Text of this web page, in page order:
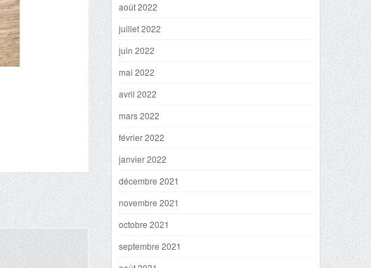
août 2022
juillet 2022
juin 2022
mai 2022
avril 2022
mars 2022
février 2022
janvier 2022
décembre 2021
novembre 2021
octobre 2021
septembre 2021